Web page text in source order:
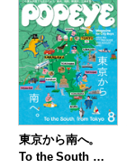
東京から南へ。
To the South …